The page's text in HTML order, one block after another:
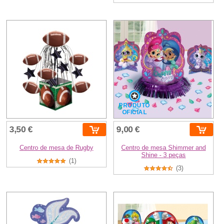
3,50 €
Centro de mesa de Rugby
(1)
PRODUTO
OFICIAL
9,00 €
Centro de mesa Shimmer and
Shine - 3 peças
(3)